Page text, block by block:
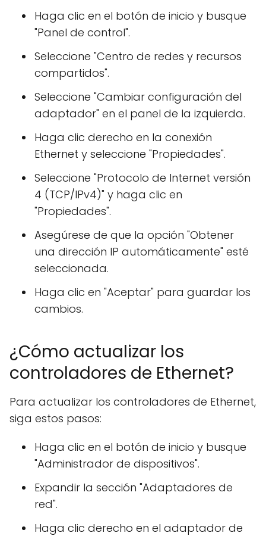
Haga clic en el botón de inicio y busque
"Panel de control".
Seleccione "Centro de redes y recursos
compartidos".
Seleccione "Cambiar configuración del
adaptador" en el panel de la izquierda.
Haga clic derecho en la conexión
Ethernet y seleccione "Propiedades".
Seleccione "Protocolo de Internet versión
4 (TCP/IPv4)" y haga clic en
"Propiedades".
Asegúrese de que la opción "Obtener
una dirección IP automáticamente" esté
seleccionada.
Haga clic en "Aceptar" para guardar los
cambios.
¿Cómo actualizar los
controladores de Ethernet?
Para actualizar los controladores de Ethernet,
siga estos pasos:
Haga clic en el botón de inicio y busque
"Administrador de dispositivos".
Expandir la sección "Adaptadores de
red".
Haga clic derecho en el adaptador de